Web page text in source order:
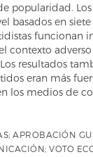
popularidad.
basados en siete
funcionan
contexto
resultados
eran más
los medios de
APROBACIÓN
VOTO